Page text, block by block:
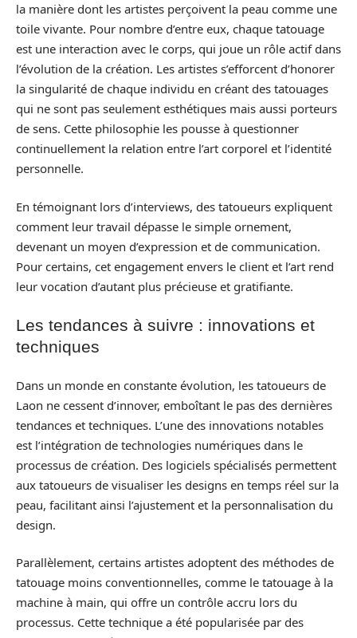
la manière dont les artistes perçoivent la peau comme une
toile vivante. Pour nombre d’entre eux, chaque tatouage
est une interaction avec le corps, qui joue un rôle actif dans
l’évolution de la création. Les artistes s’efforcent d’honorer
la singularité de chaque individu en créant des tatouages
qui ne sont pas seulement esthétiques mais aussi porteurs
de sens. Cette philosophie les pousse à questionner
continuellement la relation entre l’art corporel et l’identité
personnelle.
En témoignant lors d’interviews, des tatoueurs expliquent
comment leur travail dépasse le simple ornement,
devenant un moyen d’expression et de communication.
Pour certains, cet engagement envers le client et l’art rend
leur vocation d’autant plus précieuse et gratifiante.
Les tendances à suivre : innovations et
techniques
Dans un monde en constante évolution, les tatoueurs de
Laon ne cessent d’innover, emboîtant le pas des dernières
tendances et techniques. L’une des innovations notables
est l’intégration de technologies numériques dans le
processus de création. Des logiciels spécialisés permettent
aux tatoueurs de visualiser les designs en temps réel sur la
peau, facilitant ainsi l’ajustement et la personnalisation du
design.
Parallèlement, certains artistes adoptent des méthodes de
tatouage moins conventionnelles, comme le tatouage à la
machine à main, qui offre un contrôle accru lors du
processus. Cette technique a été popularisée par des